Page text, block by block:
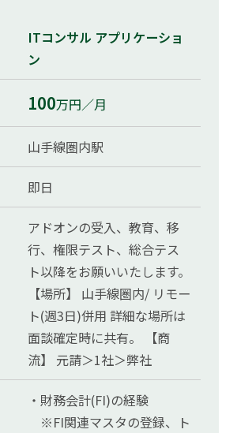
ITコンサル アプリケーショ
ン
100万円／月
山手線圏内駅
即日
アドオンの受入、教育、移
行、権限テスト、総合テス
ト以降をお願いいたします。
【場所】 山手線圏内/ リモー
ト(週3日)併用 詳細な場所は
面談確定時に共有。 【商
流】 元請＞1社＞弊社
・財務会計(FI)の経験
※FI関連マスタの登録、ト